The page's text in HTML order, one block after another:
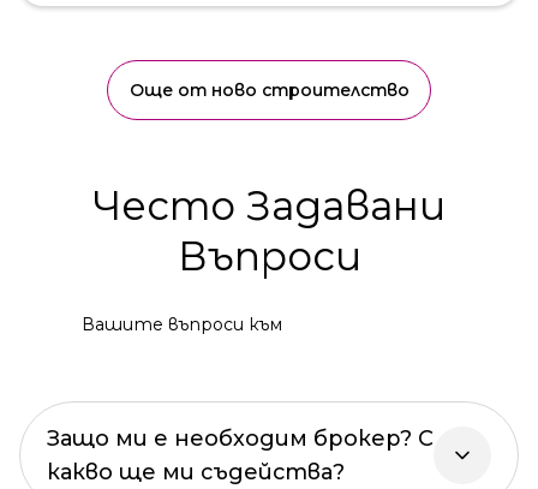
Още от ново строителство
Често Задавани
Въпроси
Вашите въпроси към
Защо ми е необходим брокер? С
какво ще ми съдейства?